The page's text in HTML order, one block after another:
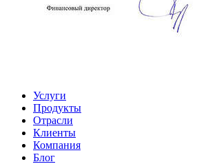
Услуги
Продукты
Отрасли
Клиенты
Компания
Блог